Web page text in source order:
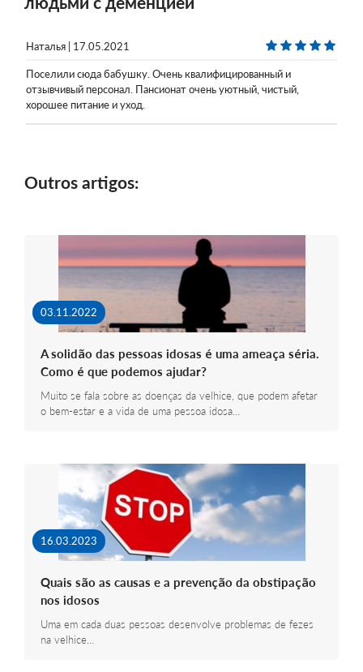
Наталья | 17.05.2021
Поселили сюда бабушку. Очень квалифицированный и
отзывчивый персонал. Пансионат очень уютный, чистый,
хорошее питание и уход.
Outros artigos:
03.11.2022
A solidão das pessoas idosas é uma ameaça séria.
Como é que podemos ajudar?
Muito se fala sobre as doenças da velhice, que podem afetar
o bem-estar e a vida de uma pessoa idosa…
16.03.2023
Quais são as causas e a prevenção da obstipação
nos idosos
Uma em cada duas pessoas desenvolve problemas de fezes
na velhice…